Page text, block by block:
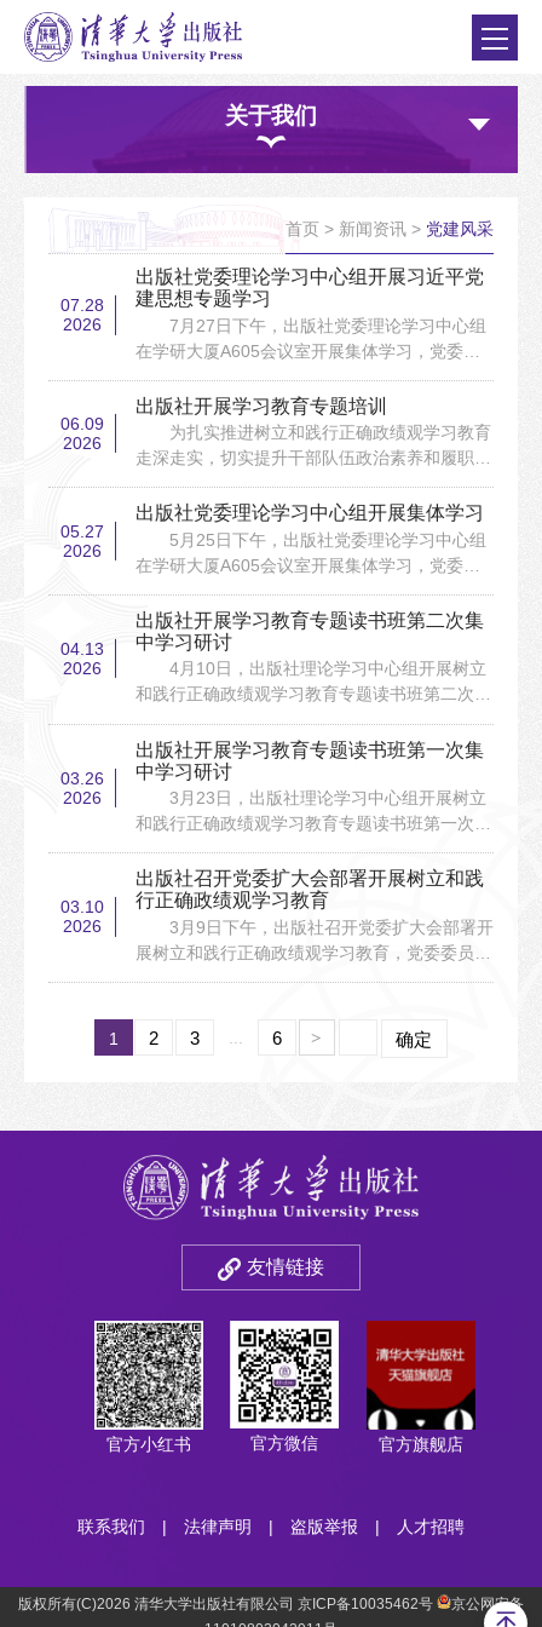
关于我们
首页 > 新闻资讯 > 党建风采
07.28
2026
出版社党委理论学习中心组开展习近平党
建思想专题学习
7月27日下午，出版社党委理论学习中心组
在学研大厦A605会议室开展集体学习，党委书
记邱显清主持，社长赵鑫等党委会、社务会成员
参加，部分干部列席会议。根据“第一议题”安
排，与会人员学习了习近平总书记在庆祝中国共
产党成立105周年大会，国家科学技术奖励大
大会上的重要讲话等内容。邱显清传达部署学校
党委...
06.09
2026
出版社开展学习教育专题培训
为扎实推进树立和践行正确政绩观学习教育
走深走实，切实提升干部队伍政治素养和履职能
力，2026年6月4日至6日，出版社组织党委委
员、社务会成员、党支部书记及支委90余人赴河
南焦裕禄干部学院开展专题培训。大家聆听了学
习贯彻习近平总书记关于树立和践行正确政绩观
核心要义、实践要求与时代内涵；在焦桐广场
和“...
05.27
2026
出版社党委理论学习中心组开展集体学习
5月25日下午，出版社党委理论学习中心组
在学研大厦A605会议室开展集体学习，党委书
记邱显清主持，社长赵鑫等党委会、社务会成员
参加，全体党支部书记列席会议。根据“第一议
题”安排，与会人员学习了习近平总书记在加强
基础研究座谈会上的重要讲话精神、就推动哲学
社会科学高质量发展作出重要指示等内容。邱显
整改...
04.13
2026
出版社开展学习教育专题读书班第二次集
中学习研讨
4月10日，出版社理论学习中心组开展树立
和践行正确政绩观学习教育专题读书班第二次集
中学习研讨，党委书记邱显清主持，社长赵鑫等
党委会、社务会成员参加，部分党支部书记列席
会议。根据“第一议题”安排，与会人员集体学习
习近平总书记在河北雄安新区考察时的重要讲话
精神等内容。邱显清传达习近平总书记关于在全
示精...
03.26
2026
出版社开展学习教育专题读书班第一次集
中学习研讨
3月23日，出版社理论学习中心组开展树立
和践行正确政绩观学习教育专题读书班第一次集
中学习研讨，党委书记邱显清主持，社长赵鑫等
党委会、社务会成员参加，部分党支部书记列席
会议。根据“第一议题”安排，与会人员集体学习
习近平总书记在二十届中央纪委五次全会上的重
要讲话精神、全国两会精神等内容。邱显清作重
03.10
2026
出版社召开党委扩大会部署开展树立和践
行正确政绩观学习教育
3月9日下午，出版社召开党委扩大会部署开
展树立和践行正确政绩观学习教育，党委委员、
社务会成员、党支部书记等参加会议。会议由党
全党开展树立和践行正确政绩观学习教育的通
知》和中央党的建设工作领导小组会议精神，根
开展学习...
1 2 3 6 > 确定
友情链接
官方小红书 官方微信 官方旗舰店
联系我们 | 法律声明 | 盗版举报 | 人才招聘
版权所有(C)2026 清华大学出版社有限公司 京ICP备10035462号
京公网安备